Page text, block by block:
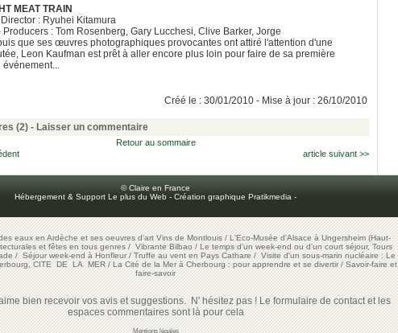
MEAT TRAIN
: Ryuhei Kitamura
Producers : Tom Rosenberg, Gary Lucchesi, Clive Barker, Jorge
que ses œuvres photographiques provocantes ont attiré l'attention d'une
Leon Kaufman est prêt à aller encore plus loin pour faire de sa première
Créé le : 30/01/2010 - Mise à jour : 26/10/2010
(2) - Laisser un commentaire
Retour au sommaire
article suivant >>
© Claire en France
Hébergement & Support Le plus du Web - Création graphique Pratikmedia -
eaux en Ardèche et ses oeuvres d'art Vins de Montlouis/L'Eco-Musée d'Alsace à Ungersheim (Haut-
et fêtes en tous genres/Vibrante Bilbao/Le temps d'un week-end ou d'un court séjour, Tours
/Séjour week-end à Honfleur/Truffe au vent en Pays Cathare/Visite d'un sous-marin nucléaire : Le
CITE DE LA MER/La Cité de la Mer à Cherbourg : pour apprendre et se divertir/Savoir-faire et
faire-savoir
bien recevoir vos avis et suggestions. N' hésitez pas ! Le formulaire de contact et les
espaces commentaires sont là pour cela
Mentions légales